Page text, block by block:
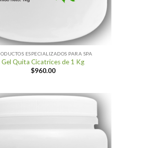
ESPECIALIZADOS PARA SPA
Gel Quita Cicatrices de 1 Kg
$960.00